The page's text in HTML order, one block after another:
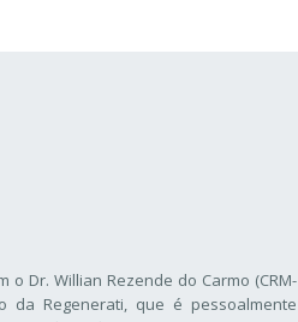
o Dr. Willian Rezende do Carmo (CRM-
da Regenerati, que é pessoalmente